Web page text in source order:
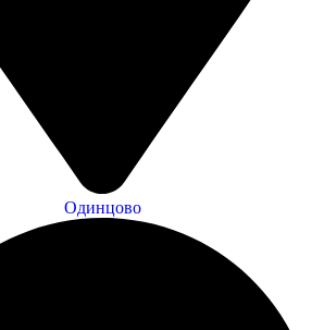
Одинцово